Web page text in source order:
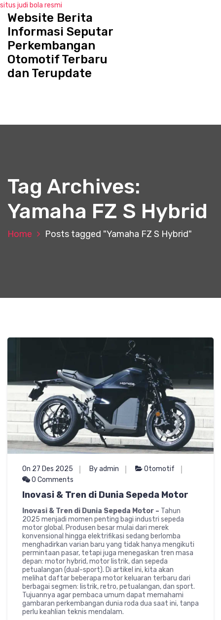
situs judi bola resmi
e
Website Berita
Informasi Seputar
Perkembangan
Otomotif Terbaru
dan Terupdate
Tag Archives:
Yamaha FZ S Hybrid
Home Posts tagged "Yamaha FZ S Hybrid"
On 27 Des 2025 By admin
Otomotif
0 Comments
Inovasi & Tren di Dunia Sepeda Motor
Inovasi & Tren di Dunia Sepeda Motor – Tahun
2025 menjadi momen penting bagi industri sepeda
motor global. Produsen besar mulai dari merek
konvensional hingga elektrifikasi sedang berlomba
menghadirkan varian baru yang tidak hanya mengikuti
permintaan pasar, tetapi juga menegaskan tren masa
depan: motor hybrid, motor listrik, dan sepeda
petualangan (dual-sport). Di artikel ini, kita akan
melihat daftar beberapa motor keluaran terbaru dari
berbagai segmen: listrik, retro, petualangan, dan sport.
Tujuannya agar pembaca umum dapat memahami
gambaran perkembangan dunia roda dua saat ini, tanpa
perlu keahlian teknis mendalam.